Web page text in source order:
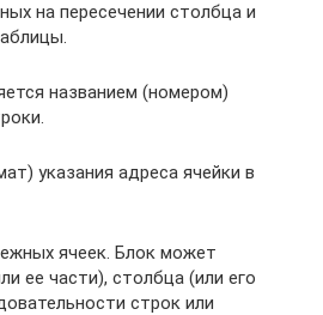
на пересечении столбца и
названием (номером)
указания адреса ячейки в
ячеек. Блок может
ее части), столбца (или его
строк или